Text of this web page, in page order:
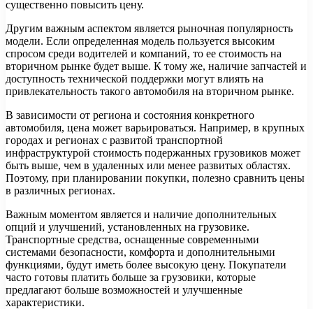
существенно повысить цену.
Другим важным аспектом является рыночная популярность
модели. Если определенная модель пользуется высоким
спросом среди водителей и компаний, то ее стоимость на
вторичном рынке будет выше. К тому же, наличие запчастей и
доступность технической поддержки могут влиять на
привлекательность такого автомобиля на вторичном рынке.
В зависимости от региона и состояния конкретного
автомобиля, цена может варьироваться. Например, в крупных
городах и регионах с развитой транспортной
инфраструктурой стоимость подержанных грузовиков может
быть выше, чем в удаленных или менее развитых областях.
Поэтому, при планировании покупки, полезно сравнить цены
в различных регионах.
Важным моментом является и наличие дополнительных
опций и улучшений, установленных на грузовике.
Транспортные средства, оснащенные современными
системами безопасности, комфорта и дополнительными
функциями, будут иметь более высокую цену. Покупатели
часто готовы платить больше за грузовики, которые
предлагают больше возможностей и улучшенные
характеристики.